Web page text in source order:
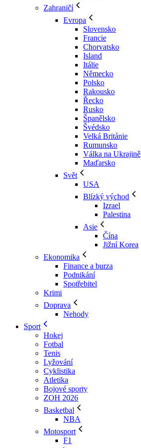
Zahraničí
Evropa
Slovensko
Francie
Chorvatsko
Island
Itálie
Německo
Polsko
Rakousko
Řecko
Rusko
Španělsko
Švédsko
Velká Británie
Rumunsko
Válka na Ukrajině
Maďarsko
Svět
USA
Blízký východ
Izrael
Palestina
Asie
Čína
Jižní Korea
Ekonomika
Finance a burza
Podnikání
Spotřebitel
Krimi
Doprava
Nehody
Sport
Hokej
Fotbal
Tenis
Lyžování
Cyklistika
Atletika
Bojové sporty
ZOH 2026
Basketbal
NBA
Motosport
F1